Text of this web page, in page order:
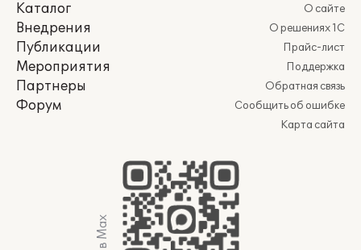
Каталог
Внедрения
Публикации
Мероприятия
Партнеры
Форум
О сайте
О решениях 1С
Прайс-лист
Поддержка
Обратная связь
Сообщить об ошибке
Карта сайта